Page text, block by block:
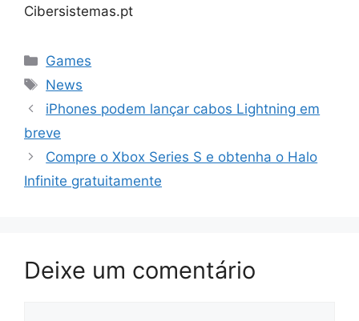
Cibersistemas.pt
Categorias
Games
Tags
News
iPhones podem lançar cabos Lightning em
breve
Compre o Xbox Series S e obtenha o Halo
Infinite gratuitamente
Deixe um comentário